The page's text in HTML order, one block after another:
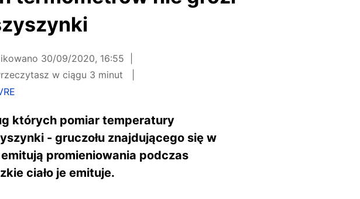
30/09/2020, 16:55
w ciągu 3 minut
których pomiar temperatury
- gruczołu znajdującego się w
promieniowania podczas
ciało je emituje.